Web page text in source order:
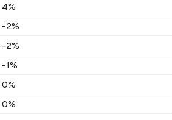
4%
-2%
-2%
-1%
0%
0%